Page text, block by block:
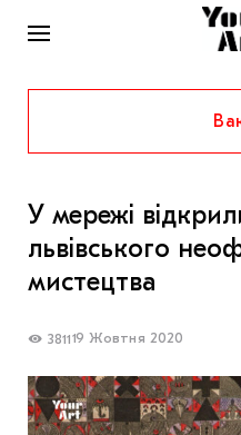
THE UKRAINIAN
У мережі
львівського
мистецтва
381119 Жовтня 2020